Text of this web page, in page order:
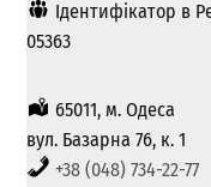
Ідентифікатор в
05363
65011, м. Одеса
вул. Базарна 76, к. 1
+38 (048) 734-22-77